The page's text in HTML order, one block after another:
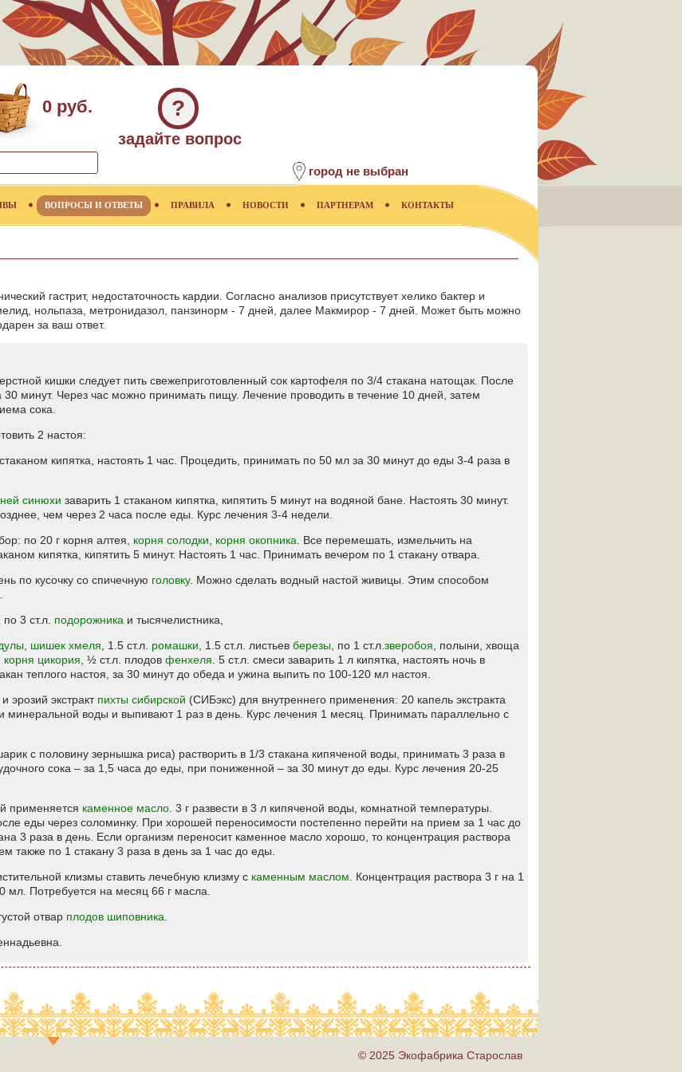
0 руб. ?
задайте вопрос
город не выбран
ВОПРОСЫ И ОТВЕТЫ ПРАВИЛА НОВОСТИ ПАРТНЕРАМ КОНТАКТЫ
гастрит, недостаточность кардии. Согласно анализов присутствует хелико бактер и
нольпаза, метронидазол, панзинорм - 7 дней, далее Макмирор - 7 дней. Может быть можно
за ваш ответ.
кишки следует пить свежеприготовленный сок картофеля по 3/4 стакана натощак. После
минут. Через час можно принимать пищу. Лечение проводить в течение 10 дней, затем
сока.
2 настоя:
кипятка, настоять 1 час. Процедить, принимать по 50 мл за 30 минут до еды 3-4 раза в
синюхи заварить 1 стаканом кипятка, кипятить 5 минут на водяной бане. Настоять 30 минут.
чем через 2 часа после еды. Курс лечения 3-4 недели.
по 20 г корня алтея, корня солодки корня окопника . Все перемешать, измельчить на
кипятка, кипятить 5 минут. Настоять 1 час. Принимать вечером по 1 стакану отвара.
по кусочку со спичечную головку. Можно сделать водный настой живицы. Этим способом
3 ст.л. подорожника и тысячелистника,
шишек хмеля , 1.5 ст.л. ромашки , 1.5 ст.л. листьев березы , по 1 ст.л. зверобоя , полыни, хвоща
корня цикория , ½ ст.л. плодов фенхеля . 5 ст.л. смеси заварить 1 л кипятка, настоять ночь в
теплого настоя, за 30 минут до обеда и ужина выпить по 100-120 мл настоя.
эрозий экстракт пихты сибирской (СИБэкс) для внутреннего применения: 20 капель экстракта
минеральной воды и выпивают 1 раз в день. Курс лечения 1 месяц. Принимать параллельно с
с половину зернышка риса) растворить в 1/3 стакана кипяченой воды, принимать 3 раза в
сока – за 1,5 часа до еды, при пониженной – за 30 минут до еды. Курс лечения 20-25
применяется каменное масло . 3 г развести в 3 л кипяченой воды, комнатной температуры.
еды через соломинку. При хорошей переносимости постепенно перейти на прием за 1 час до
3 раза в день. Если организм переносит каменное масло хорошо, то концентрация раствора
также по 1 стакану 3 раза в день за 1 час до еды.
клизмы ставить лечебную клизму с каменным маслом . Концентрация раствора 3 г на 1
Потребуется на месяц 66 г масла.
отвар плодов шиповника
© 2025 Экофабрика Старослав